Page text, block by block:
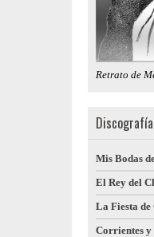
Retrato de
Discografía
Mis Bodas
El Rey del
La Fiesta de
Corrientes y